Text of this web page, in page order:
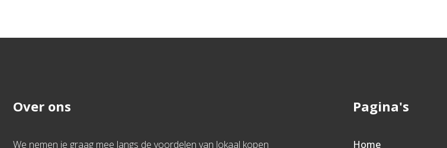
Over ons
We nemen je graag mee langs de voordelen van lokaal kopen
Pagina's
Home